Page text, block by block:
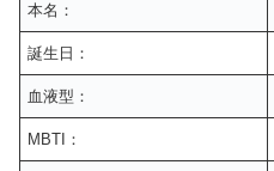
本名：
誕生日：
血液型：
MBTI：